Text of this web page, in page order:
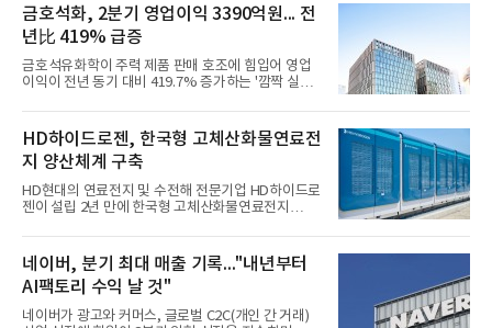
금호석화, 2분기 영업이익 3390억원... 전
년比 419% 급증
금호석유화학이 주력 제품 판매 호조에 힘입어 영업
이익이 전년 동기 대비 419.7% 증가하는 '깜짝 실
업이익이 3390억원으로 지난해 동기보다 419.7% 증
가한 것으로 잠정 집계됐다고 7일 공시했다.매출은 2
조2682억원으로 지난해 동기 대비 27.9% 증가했다.
순이익은 3004억원으로 420.4% 늘었다.이번 호실적
은 주력 제품인 NB라텍스와 합성수지 판매 호조가 견
인한 것으로 풀이된다. 미국의 중국산 의료용 고무장
갑 관세 인상 이후 동남아 장갑업체의 가동률이 높아
성이 개선됐다.금호석유
HD하이드로젠, 한국형 고체산화물연료전
지 양산체계 구축
HD현대의 연료전지 및 수전해 전문기업 HD하이드로
젠이 설립 2년 만에 한국형 고체산화물연료전지
본격적인 시장 공략에 나선다.HD하이드로젠은 최근
한국전기안전공사(KESCO)로부터 SOFC 발전설비
‘HD250’과 ‘HD300’, 제조시설에 대한 사용전검사를
완료하고 제품 양산체계 구축했다고 밝혔다.HD250
과 HD300은 각각 249kW급과 285kW급의 중소형 발
전용 SOFC 제품이다. 이번 검사를 통해 HD하이드로
네이버, 분기 최대 매출 기록..."내년부터
AI팩토리 수익 날 것"
네이버가 광고와 커머스, 글로벌 C2C(개인 간 거래)